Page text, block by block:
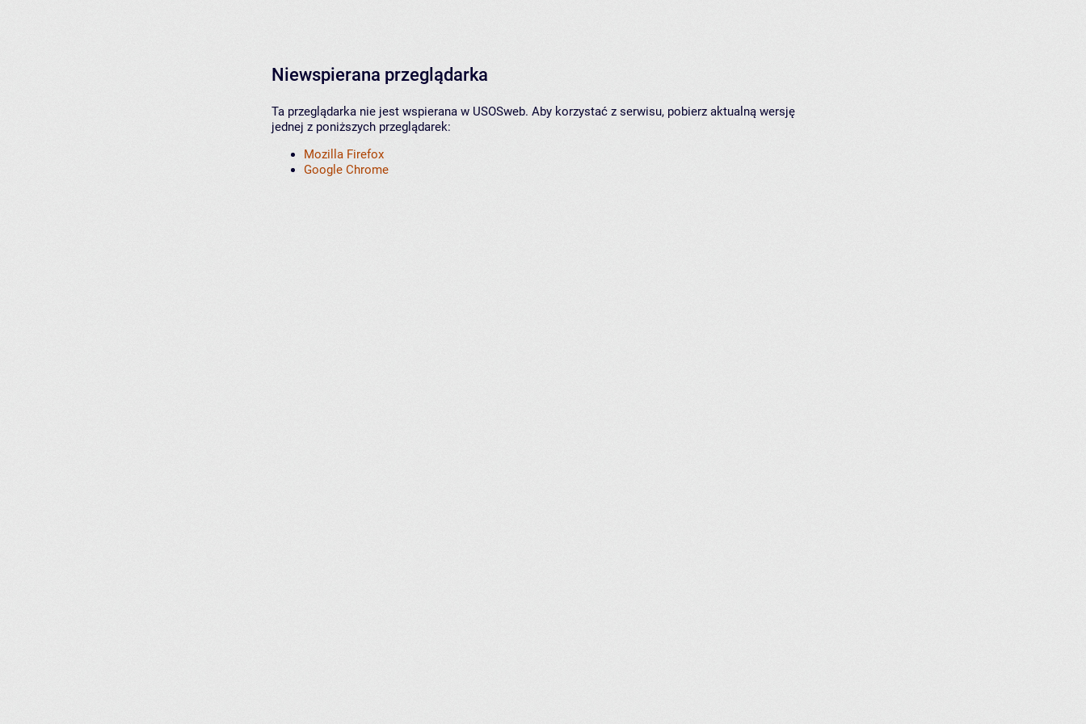
Niewspierana przeglądarka
Ta przeglądarka nie jest wspierana w USOSweb. Aby korzystać z serwisu, pobierz aktualną wersję
jednej z poniższych przeglądarek:
Mozilla Firefox
Google Chrome